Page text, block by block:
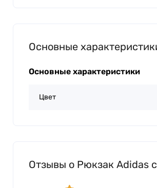
Основные
Основные характеристики
Цвет
Отзывы о Рюкзак Adidas